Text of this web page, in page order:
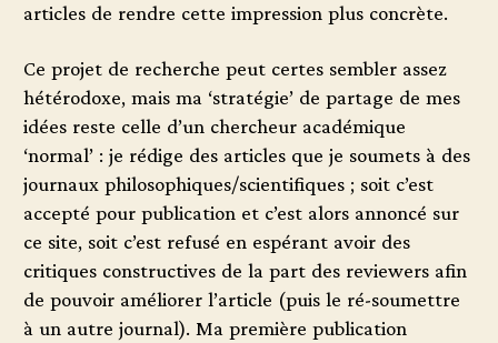
articles de rendre cette impression plus concrète.
Ce projet de recherche peut certes sembler assez
hétérodoxe, mais ma ‘stratégie’ de partage de mes
idées reste celle d’un chercheur académique
‘normal’ : je rédige des articles que je soumets à des
journaux philosophiques/scientifiques ; soit c’est
accepté pour publication et c’est alors annoncé sur
ce site, soit c’est refusé en espérant avoir des
critiques constructives de la part des reviewers afin
de pouvoir améliorer l’article (puis le ré-soumettre
à un autre journal). Ma première publication